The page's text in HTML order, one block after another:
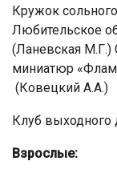
Кружок
Любительское
(Ланевская М.Г.)
миниатюр
(Ковецкий А.А.)
Клуб выходного
Взрослые: